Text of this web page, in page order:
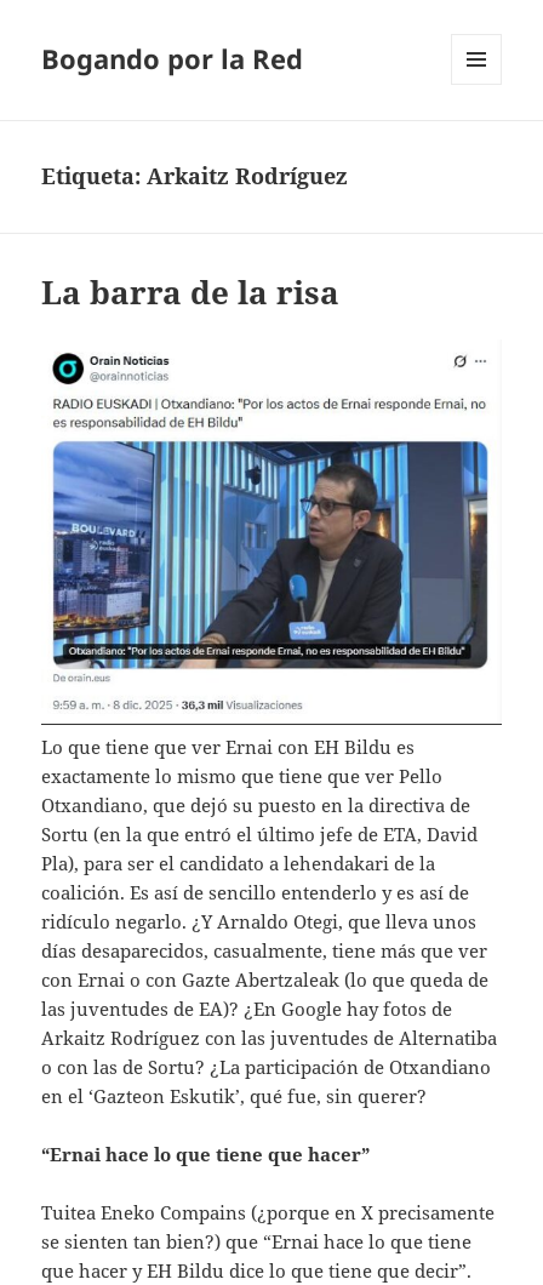
Bogando por la Red
Etiqueta:Arkaitz Rodríguez
La barra de la risa
Lo que tiene que ver Ernai con EH Bildu es
exactamente lo mismo que tiene que ver Pello
Otxandiano, que dejó su puesto en la directiva de
Sortu (en la que entró el último jefe de ETA, David
Pla), para ser el candidato a lehendakari de la
coalición. Es así de sencillo entenderlo y es así de
ridículo negarlo. ¿Y Arnaldo Otegi, que lleva unos
días desaparecidos, casualmente, tiene más que ver
con Ernai o con Gazte Abertzaleak (lo que queda de
las juventudes de EA)? ¿En Google hay fotos de
Arkaitz Rodríguez con las juventudes de Alternatiba
o con las de Sortu? ¿La participación de Otxandiano
en el ‘Gazteon Eskutik’, qué fue, sin querer?
“Ernai hace lo que tiene que hacer”
Tuitea Eneko Compains (¿porque en X precisamente
se sienten tan bien?) que “Ernai hace lo que tiene
que hacer y EH Bildu dice lo que tiene que decir”.